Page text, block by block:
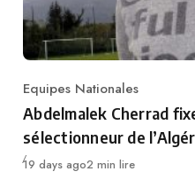
Category
Equipes Nationales
Abdelmalek Cherrad
sélectionneur de
Publié
19 days ago2 min lire